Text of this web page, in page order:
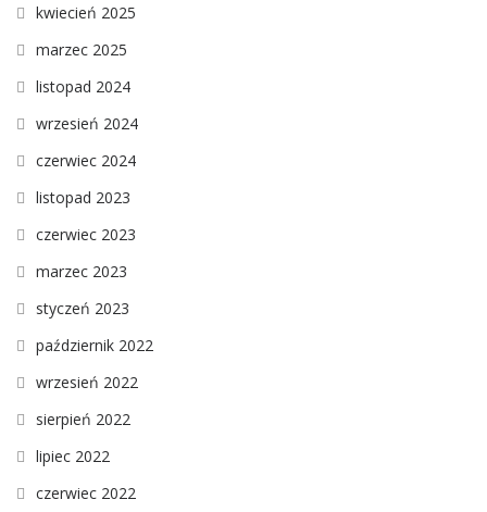
kwiecień 2025
marzec 2025
listopad 2024
wrzesień 2024
czerwiec 2024
listopad 2023
czerwiec 2023
marzec 2023
styczeń 2023
październik 2022
wrzesień 2022
sierpień 2022
lipiec 2022
czerwiec 2022